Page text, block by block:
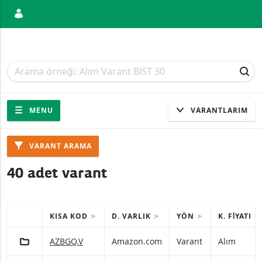
Arama
Arama
Gezinti
Sitede gezinti
MENU VARANTLARIM
Ürünler
VARANT ARAMA
40 adet varant
(Seçilen) ürünleri içeren tablo.
HIZLI IŞLEMLER
KISA KOD D. VARLIK YÖN K. FIYATI
PORTFÖY'E EKLE
Amazon.com Varant Alım Zararı durdurma
AZBGQ.V Amazon.com Varant Alım